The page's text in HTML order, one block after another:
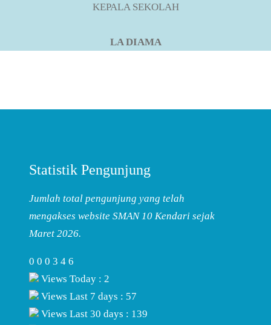
KEPALA SEKOLAH
LA DIAMA
Statistik Pengunjung
Jumlah total pengunjung yang telah
mengakses website SMAN 10 Kendari sejak
Maret 2026.
0 0 0 3 4 6
Views Today : 2
Views Last 7 days : 57
Views Last 30 days : 139